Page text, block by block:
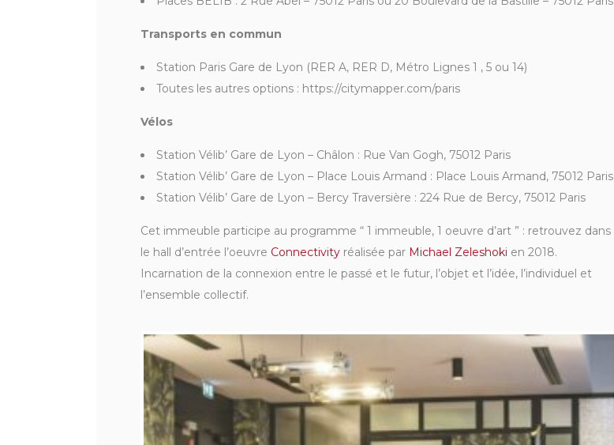
Transports en commun
Station Paris Gare de Lyon (RER A, RER D, Métro Lignes 1 , 5 ou 14)
Toutes les autres options : https://citymapper.com/paris
Vélos
Station Vélib’ Gare de Lyon – Châlon : Rue Van Gogh, 75012 Paris
Station Vélib’ Gare de Lyon – Place Louis Armand : Place Louis Armand, 75012 Paris
Station Vélib’ Gare de Lyon – Bercy Traversière : 224 Rue de Bercy, 75012 Paris
Cet immeuble participe au programme “ 1 immeuble, 1 oeuvre d’art ” : retrouvez dans
le hall d’entrée l’oeuvre Connectivity réalisée par Michael Zeleshoki en 2018.
Incarnation de la connexion entre le passé et le futur, l’objet et l’idée, l’individuel et
l’ensemble collectif.